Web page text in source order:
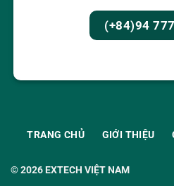
(+84)94
© 2026EXTECH VIỆT NAM
TRANG CHỦ GIỚI THIỆU